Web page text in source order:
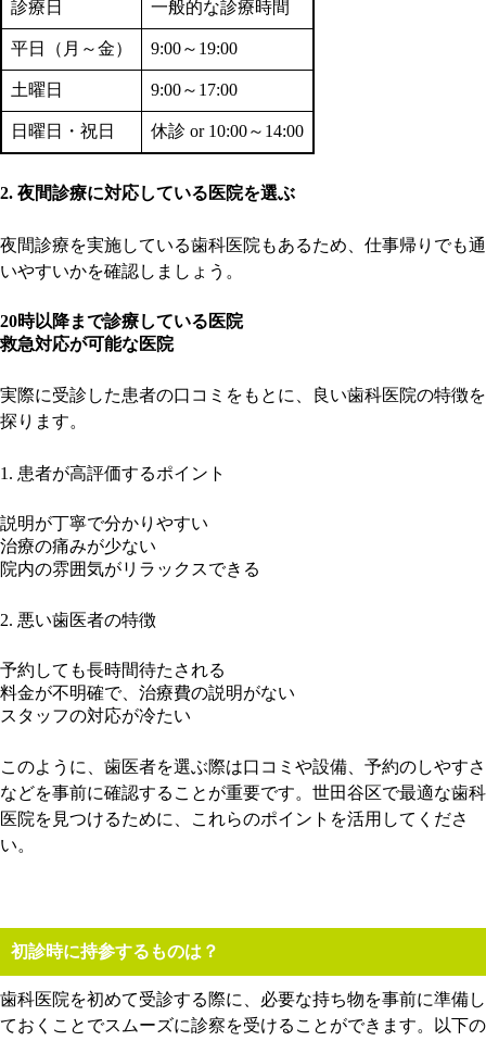
診療日 一般的な診療時間
平日（月～金） 9:00～19:00
土曜日 9:00～17:00
日曜日・祝日 休診 or 10:00～14:00
2. 夜間診療に対応している医院を選ぶ
夜間診療を実施している歯科医院もあるため、仕事帰りでも通
いやすいかを確認しましょう。
20時以降まで診療している医院
救急対応が可能な医院
実際に受診した患者の口コミをもとに、良い歯科医院の特徴を
探ります。
1. 患者が高評価するポイント
説明が丁寧で分かりやすい
治療の痛みが少ない
院内の雰囲気がリラックスできる
2. 悪い歯医者の特徴
予約しても長時間待たされる
料金が不明確で、治療費の説明がない
スタッフの対応が冷たい
このように、歯医者を選ぶ際は口コミや設備、予約のしやすさ
などを事前に確認することが重要です。世田谷区で最適な歯科
医院を見つけるために、これらのポイントを活用してくださ
い。
初診時に持参するものは？
歯科医院を初めて受診する際に、必要な持ち物を事前に準備し
ておくことでスムーズに診察を受けることができます。以下の